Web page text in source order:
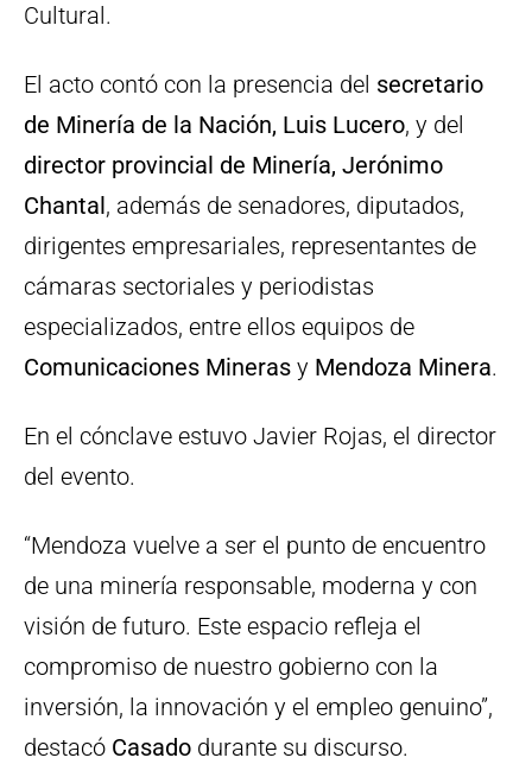
Cultural.
El acto contó con la presencia del secretario
de Minería de la Nación, Luis Lucero, y del
director provincial de Minería, Jerónimo
Chantal, además de senadores, diputados,
dirigentes empresariales, representantes de
cámaras sectoriales y periodistas
especializados, entre ellos equipos de
Comunicaciones Mineras y Mendoza Minera.
En el cónclave estuvo Javier Rojas, el director
del evento.
“Mendoza vuelve a ser el punto de encuentro
de una minería responsable, moderna y con
visión de futuro. Este espacio refleja el
compromiso de nuestro gobierno con la
inversión, la innovación y el empleo genuino”,
destacó Casado durante su discurso.